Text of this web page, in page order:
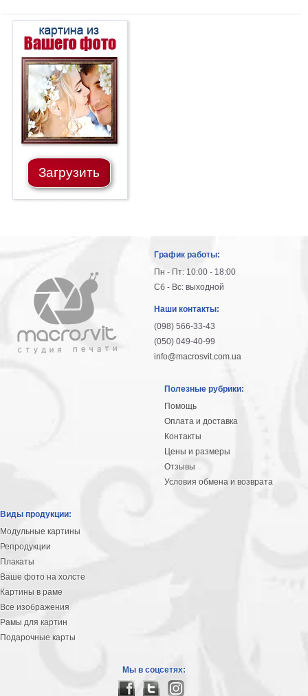
Загрузить
График работы:
Пн - Пт: 10:00 - 18:00
Сб - Вс: выходной
Наши контакты:
(098) 566-33-43
(050) 049-40-99
info@macrosvit.com.ua
Полезные рубрики:
Помощь
Оплата и доставка
Контакты
Цены и размеры
Отзывы
Условия обмена и возврата
Виды продукции:
Модульные картины
Репродукции
Плакаты
Ваше фото на холсте
Картины в раме
Все изображения
Рамы для картин
Подарочные карты
Мы в соцсетях: